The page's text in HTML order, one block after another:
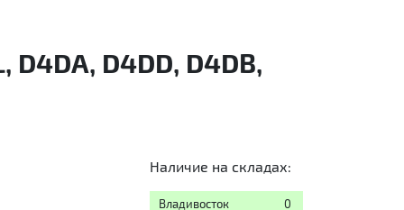
D4DD, D4DB,
Наличие на складах:
Владивосток
0